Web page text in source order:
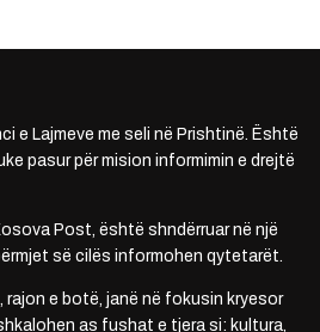
e Lajmeve me seli në Prishtinë. Është
pasur për mision informimin e drejtë
Post, është shndërruar në një
së cilës informohen qytetarët.
rajon e botë, janë në fokusin kryesor
as fushat e tjera si: kultura,